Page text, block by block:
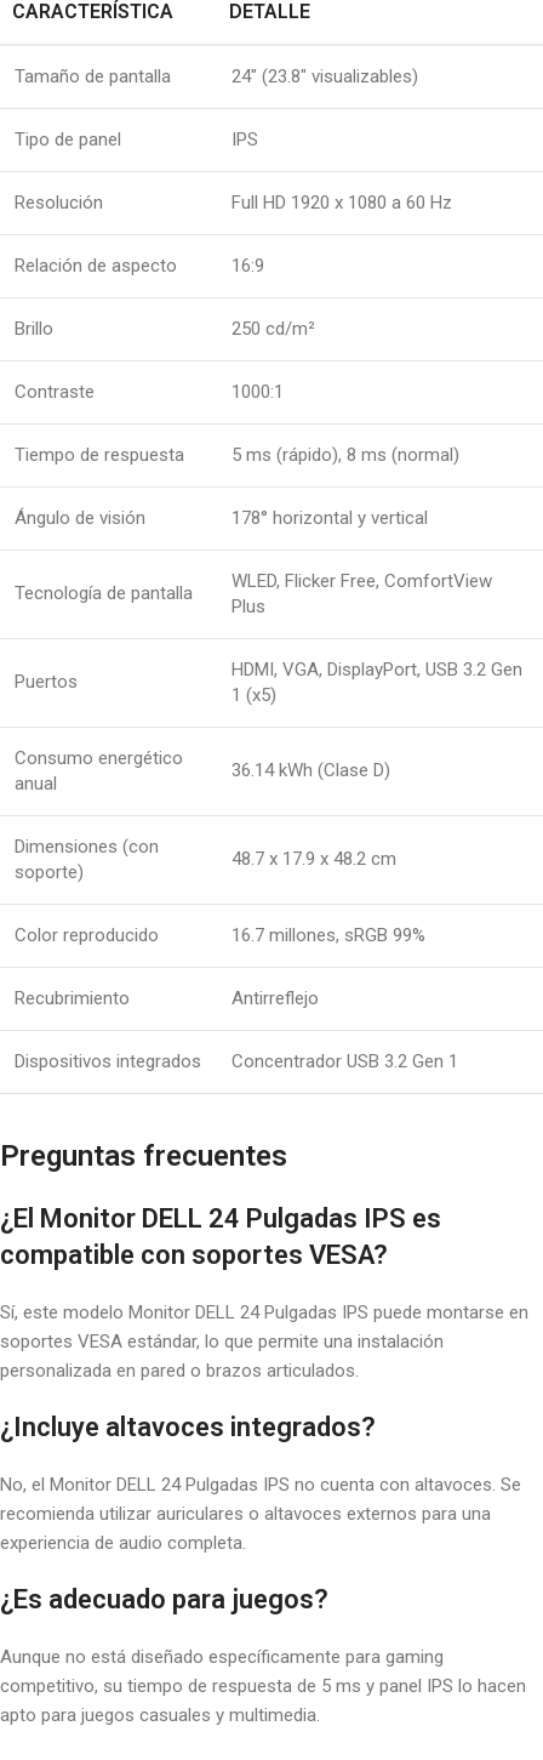
CARACTERÍSTICA DETALLE
Tamaño de pantalla 24″ (23.8″ visualizables)
Tipo de panel IPS
Resolución Full HD 1920 x 1080 a 60 Hz
Relación de aspecto 16:9
Brillo 250 cd/m²
Contraste 1000:1
Tiempo de respuesta 5 ms (rápido), 8 ms (normal)
Ángulo de visión 178° horizontal y vertical
Tecnología de pantalla
WLED, Flicker Free, ComfortView
Plus
Puertos
HDMI, VGA, DisplayPort, USB 3.2 Gen
1 (x5)
Consumo energético
anual
36.14 kWh (Clase D)
Dimensiones (con
soporte)
48.7 x 17.9 x 48.2 cm
Color reproducido 16.7 millones, sRGB 99%
Recubrimiento Antirreflejo
Dispositivos integrados Concentrador USB 3.2 Gen 1
Preguntas frecuentes
¿El Monitor DELL 24 Pulgadas IPS es
compatible con soportes VESA?
Sí, este modelo Monitor DELL 24 Pulgadas IPS puede montarse en
soportes VESA estándar, lo que permite una instalación
personalizada en pared o brazos articulados.
¿Incluye altavoces integrados?
No, el Monitor DELL 24 Pulgadas IPS no cuenta con altavoces. Se
recomienda utilizar auriculares o altavoces externos para una
experiencia de audio completa.
¿Es adecuado para juegos?
Aunque no está diseñado específicamente para gaming
competitivo, su tiempo de respuesta de 5 ms y panel IPS lo hacen
apto para juegos casuales y multimedia.